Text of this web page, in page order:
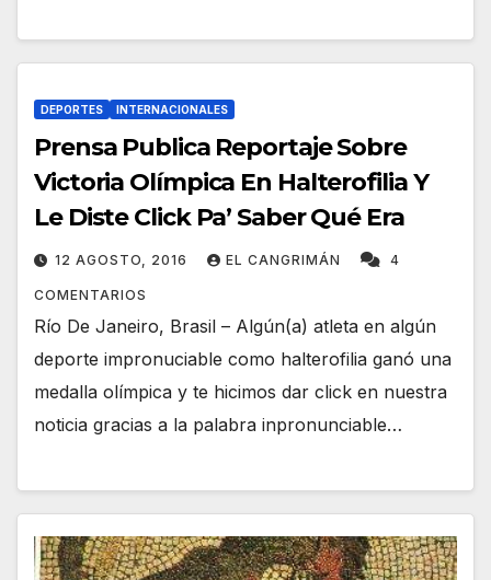
DEPORTES INTERNACIONALES
Prensa Publica Reportaje Sobre
Victoria Olímpica En Halterofilia Y
Le Diste Click Pa’ Saber Qué Era
12 AGOSTO, 2016 EL CANGRIMÁN 4
COMENTARIOS
Río De Janeiro, Brasil – Algún(a) atleta en algún
deporte impronuciable como halterofilia ganó una
medalla olímpica y te hicimos dar click en nuestra
noticia gracias a la palabra inpronunciable…